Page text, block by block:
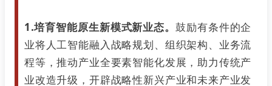
1.培育智能原生新模式新业态。鼓励有条件的企
业将人工智能融入战略规划、组织架构、业务流
程等，推动产业全要素智能化发展，助力传统产
业改造升级，开辟战略性新兴产业和未来产业发